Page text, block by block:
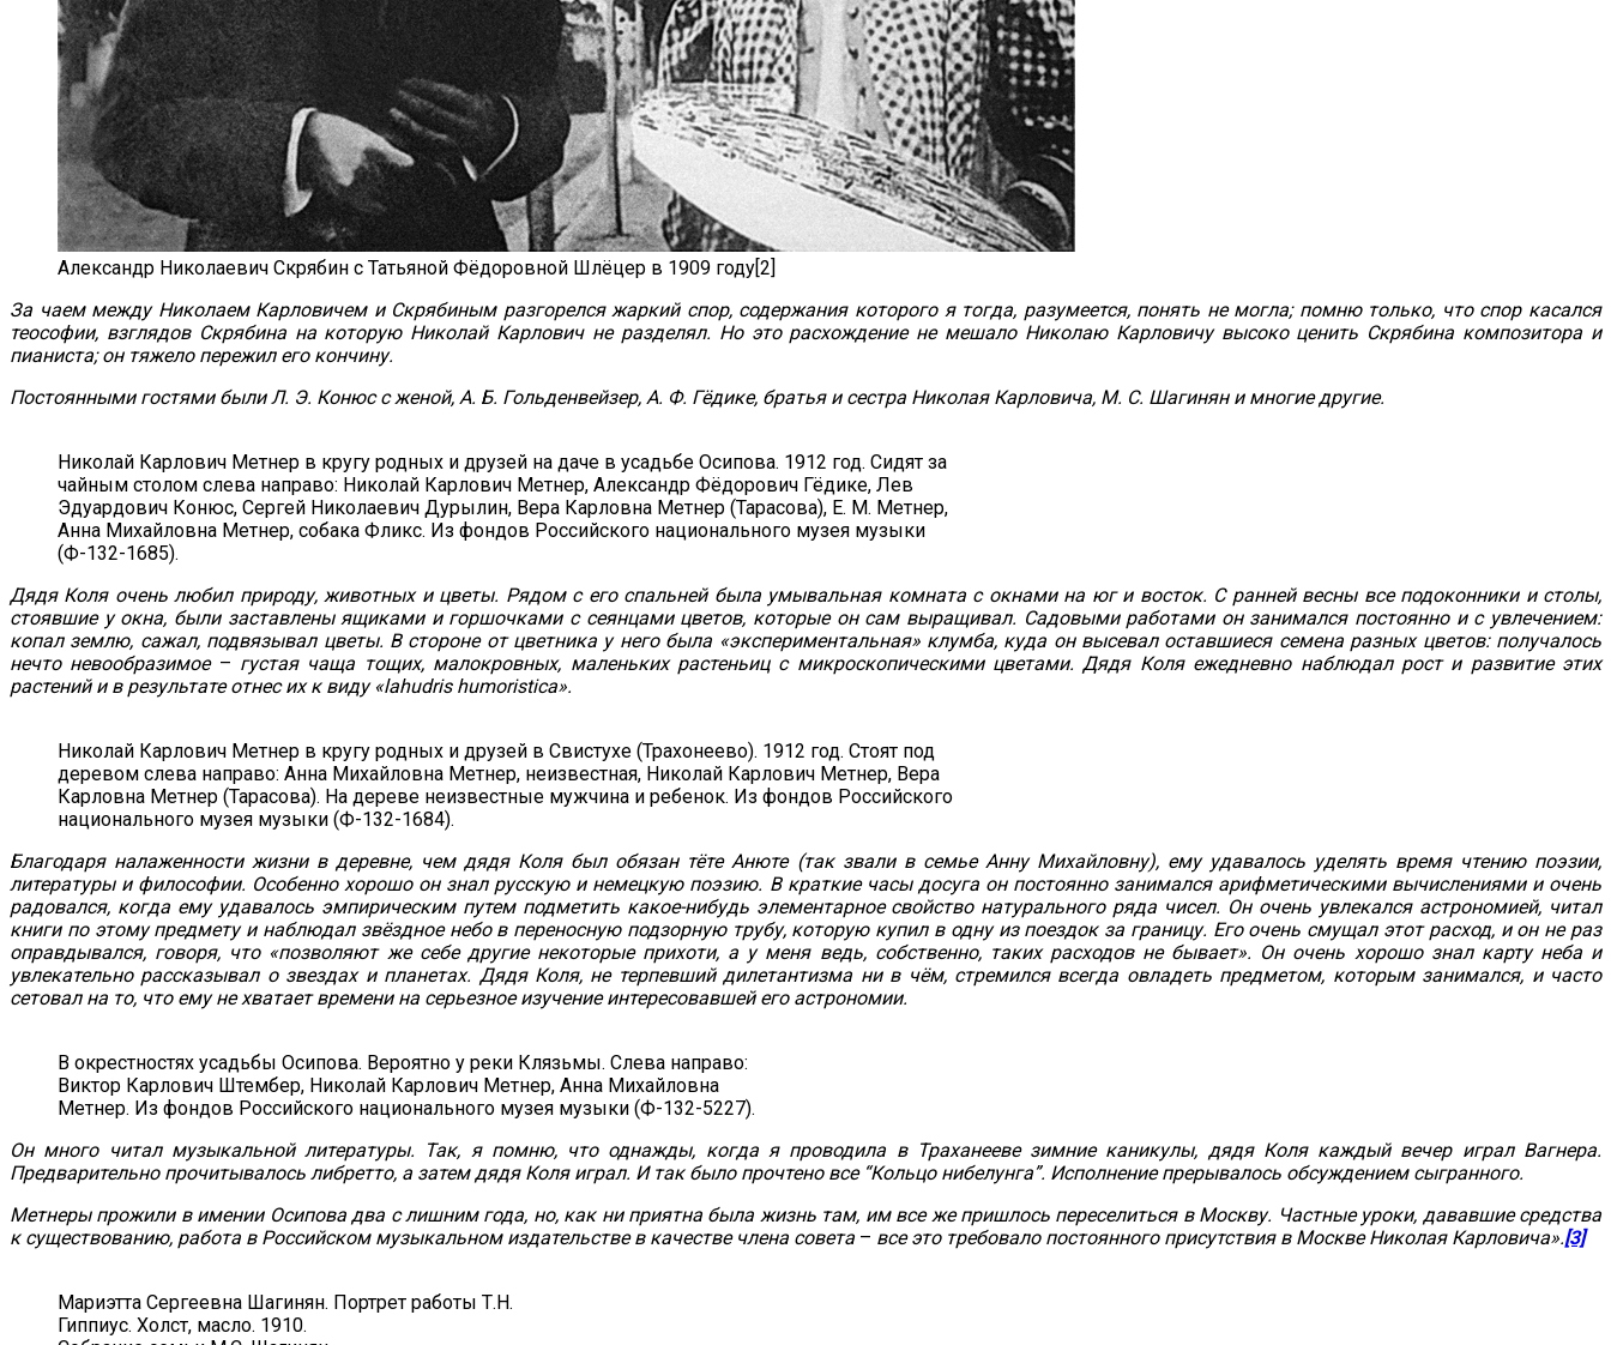
Александр Николаевич Скрябин с Татьяной Фёдоровной Шлёцер в 1909 году[2]
За чаем между Николаем Карловичем и Скрябиным разгорелся жаркий спор, содержания которого я тогда, разумеется, понять не могла; помню только, что спор касался
теософии, взглядов Скрябина на которую Николай Карлович не разделял. Но это расхождение не мешало Николаю Карловичу высоко ценить Скрябина композитора и
пианиста; он тяжело пережил его кончину.
Постоянными гостями были Л. Э. Конюс с женой, А. Б. Гольденвейзер, А. Ф. Гёдике, братья и сестра Николая Карловича, М. С. Шагинян и многие другие.
Николай Карлович Метнер в кругу родных и друзей на даче в усадьбе Осипова. 1912 год. Сидят за
чайным столом слева направо: Николай Карлович Метнер, Александр Фёдорович Гёдике, Лев
Эдуардович Конюс, Сергей Николаевич Дурылин, Вера Карловна Метнер (Тарасова), Е. М. Метнер,
Анна Михайловна Метнер, собака Фликс. Из фондов Российского национального музея музыки
(Ф-132-1685).
Дядя Коля очень любил природу, животных и цветы. Рядом с его спальней была умывальная комната с окнами на юг и восток. С ранней весны все подоконники и столы,
стоявшие у окна, были заставлены ящиками и горшочками с сеянцами цветов, которые он сам выращивал. Садовыми работами он занимался постоянно и с увлечением:
копал землю, сажал, подвязывал цветы. В стороне от цветника у него была «экспериментальная» клумба, куда он высевал оставшиеся семена разных цветов: получалось
нечто невообразимое– густая чаща тощих, малокровных, маленьких растеньиц с микроскопическими цветами. Дядя Коля ежедневно наблюдал рост и развитие этих
растений и в результате отнес их к виду «lahudris humoristica».
Николай Карлович Метнер в кругу родных и друзей в Свистухе (Трахонеево). 1912 год. Стоят под
деревом слева направо: Анна Михайловна Метнер, неизвестная, Николай Карлович Метнер, Вера
Карловна Метнер (Тарасова). На дереве неизвестные мужчина и ребенок. Из фондов Российского
национального музея музыки (Ф-132-1684).
Благодаря налаженности жизни в деревне, чем дядя Коля был обязан тёте Анюте (так звали в семье Анну Михайловну), ему удавалось уделять время чтению поэзии,
литературы и философии. Особенно хорошо он знал русскую и немецкую поэзию. В краткие часы досуга он постоянно занимался арифметическими вычислениями и очень
радовался, когда ему удавалось эмпирическим путем подметить какое-нибудь элементарное свойство натурального ряда чисел. Он очень увлекался астрономией, читал
книги по этому предмету и наблюдал звёздное небо в переносную подзорную трубу, которую купил в одну из поездок за границу. Его очень смущал этот расход, и он не раз
оправдывался, говоря, что «позволяют же себе другие некоторые прихоти, а у меня ведь, собственно, таких расходов не бывает». Он очень хорошо знал карту неба и
увлекательно рассказывал о звездах и планетах. Дядя Коля, не терпевший дилетантизма ни в чём, стремился всегда овладеть предметом, которым занимался, и часто
сетовал на то, что ему не хватает времени на серьезное изучение интересовавшей его астрономии.
В окрестностях усадьбы Осипова. Вероятно у реки Клязьмы. Слева направо:
Виктор Карлович Штембер, Николай Карлович Метнер, Анна Михайловна
Метнер. Из фондов Российского национального музея музыки (Ф-132-5227).
Он много читал музыкальной литературы. Так, я помню, что однажды, когда я проводила в Траханееве зимние каникулы, дядя Коля каждый вечер играл Вагнера.
Предварительно прочитывалось либретто, а затем дядя Коля играл. И так было прочтено все “Кольцо нибелунга”. Исполнение прерывалось обсуждением сыгранного.
Метнеры прожили в имении Осипова два с лишним года, но, как ни приятна была жизнь там, им все же пришлось переселиться в Москву. Частные уроки, дававшие средства
к существованию, работа в Российском музыкальном издательстве в качестве члена совета – все это требовало постоянного присутствия в Москве Николая Карловича».[3]
Мариэтта Сергеевна Шагинян. Портрет работы Т.Н.
Гиппиус. Холст, масло. 1910.